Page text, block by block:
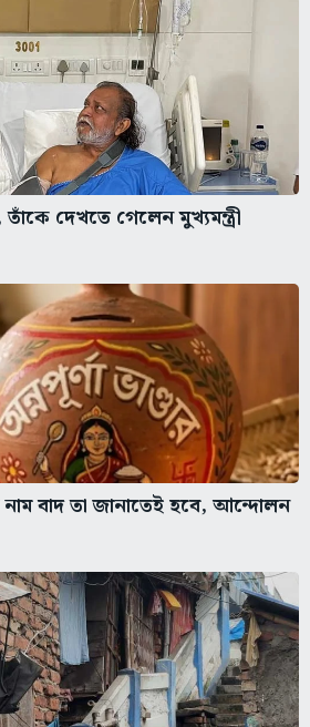
তাঁকে দেখতে গেলেন মুখ্যমন্ত্রী
বাদ তা জানাতেই হবে, আন্দোলন